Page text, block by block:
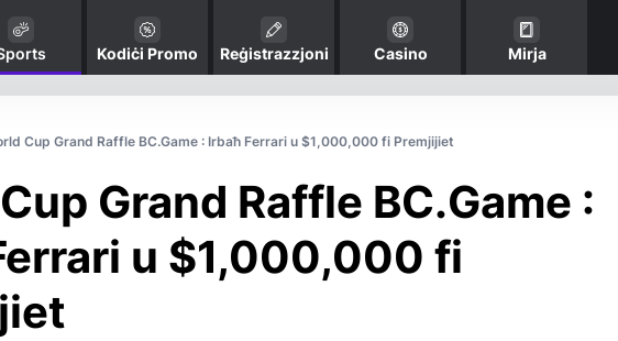
Kodiċi Promo Reġistrazzjoni Casino Mirja
Cup Grand Raffle BC.Game : Irbaħ Ferrari u $1,000,000 fi Premjijiet
Grand Raffle BC.Game :
u $1,000,000 fi